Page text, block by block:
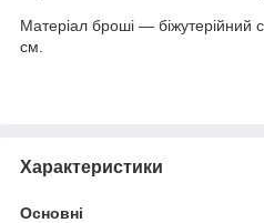
Матеріал броші — біжутерійний
см.
Характеристики
Основні